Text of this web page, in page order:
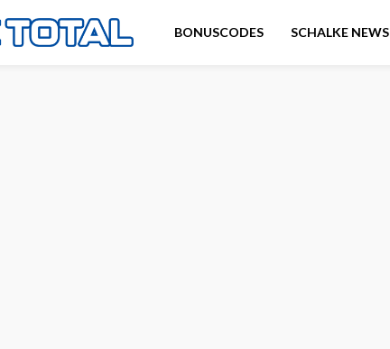
BONUSCODES SCHALKE NEWS